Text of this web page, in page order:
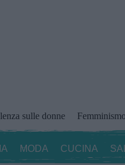
sulle donne Femminismo
MODA CUCINA